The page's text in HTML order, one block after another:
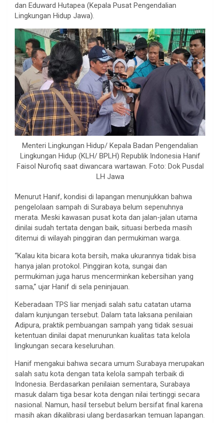
dan Eduward Hutapea (Kepala Pusat Pengendalian
Lingkungan Hidup Jawa).
Menteri Lingkungan Hidup/ Kepala Badan Pengendalian
Lingkungan Hidup (KLH/ BPLH) Republik Indonesia Hanif
Faisol Nurofiq saat diwancara wartawan. Foto: Dok Pusdal
LH Jawa
Menurut Hanif, kondisi di lapangan menunjukkan bahwa
pengelolaan sampah di Surabaya belum sepenuhnya
merata. Meski kawasan pusat kota dan jalan-jalan utama
dinilai sudah tertata dengan baik, situasi berbeda masih
ditemui di wilayah pinggiran dan permukiman warga.
“Kalau kita bicara kota bersih, maka ukurannya tidak bisa
hanya jalan protokol. Pinggiran kota, sungai dan
permukiman juga harus mencerminkan kebersihan yang
sama,” ujar Hanif di sela peninjauan.
Keberadaan TPS liar menjadi salah satu catatan utama
dalam kunjungan tersebut. Dalam tata laksana penilaian
Adipura, praktik pembuangan sampah yang tidak sesuai
ketentuan dinilai dapat menurunkan kualitas tata kelola
lingkungan secara keseluruhan.
Hanif mengakui bahwa secara umum Surabaya merupakan
salah satu kota dengan tata kelola sampah terbaik di
Indonesia. Berdasarkan penilaian sementara, Surabaya
masuk dalam tiga besar kota dengan nilai tertinggi secara
nasional. Namun, hasil tersebut belum bersifat final karena
masih akan dikalibrasi ulang berdasarkan temuan lapangan.